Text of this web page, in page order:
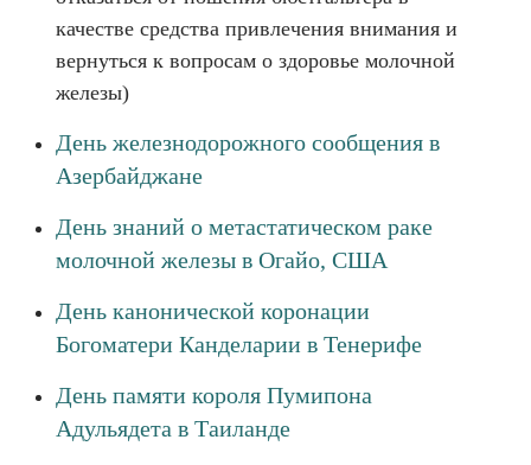
качестве средства привлечения внимания и
вернуться к вопросам о здоровье молочной
железы)
День железнодорожного сообщения в
Азербайджане
День знаний о метастатическом раке
молочной железы в Огайо, США
День канонической коронации
Богоматери Канделарии в Тенерифе
День памяти короля Пумипона
Адульядета в Таиланде